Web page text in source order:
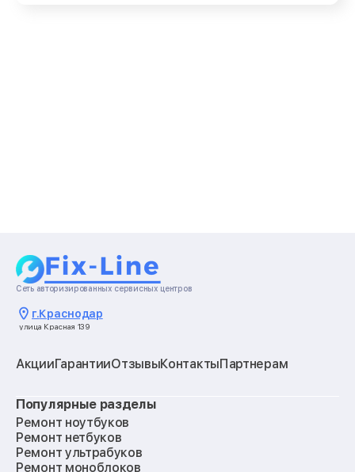
Сеть авторизированных сервисных центров
г.Краснодар
улица Красная 139
АкцииГарантииОтзывыКонтактыПартнерам
Популярные разделы
Ремонт ноутбуков
Ремонт нетбуков
Ремонт ультрабуков
Ремонт моноблоков